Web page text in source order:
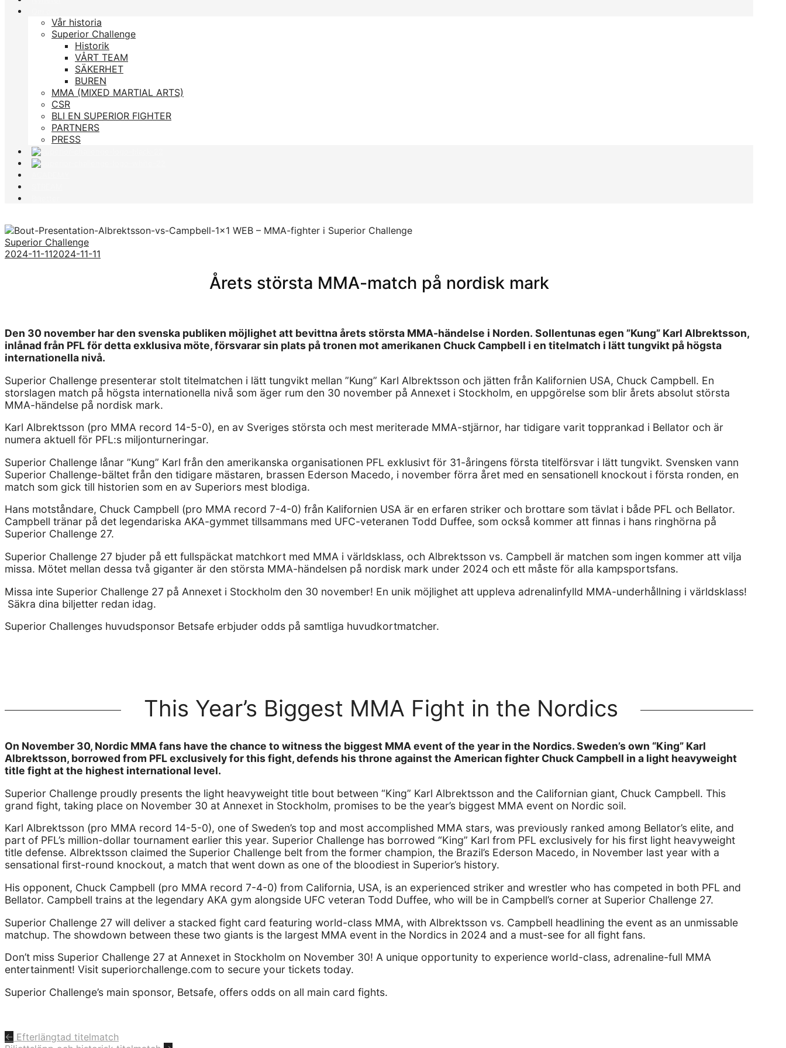
Vår historia
Superior Challenge
Historik
VÅRT TEAM
SÄKERHET
BUREN
MMA (MIXED MARTIAL ARTS)
CSR
BLI EN SUPERIOR FIGHTER
PARTNERS
PRESS
Superior Challenge
2024-11-112024-11-11
Årets största MMA-match på nordisk mark
Den 30 november har den svenska publiken möjlighet att bevittna årets största MMA-händelse i Norden. Sollentunas egen ”Kung” Karl Albrektsson,
inlånad från PFL för detta exklusiva möte, försvarar sin plats på tronen mot amerikanen Chuck Campbell i en titelmatch i lätt tungvikt på högsta
internationella nivå.
Superior Challenge presenterar stolt titelmatchen i lätt tungvikt mellan ”Kung” Karl Albrektsson och jätten från Kalifornien USA, Chuck Campbell. En
storslagen match på högsta internationella nivå som äger rum den 30 november på Annexet i Stockholm, en uppgörelse som blir årets absolut största
MMA-händelse på nordisk mark.
Karl Albrektsson (pro MMA record 14-5-0), en av Sveriges största och mest meriterade MMA-stjärnor, har tidigare varit topprankad i Bellator och är
numera aktuell för PFL:s miljonturneringar.
Superior Challenge lånar ”Kung” Karl från den amerikanska organisationen PFL exklusivt för 31-åringens första titelförsvar i lätt tungvikt. Svensken vann
Superior Challenge-bältet från den tidigare mästaren, brassen Ederson Macedo, i november förra året med en sensationell knockout i första ronden, en
match som gick till historien som en av Superiors mest blodiga.
Hans motståndare, Chuck Campbell (pro MMA record 7-4-0) från Kalifornien USA är en erfaren striker och brottare som tävlat i både PFL och Bellator.
Campbell tränar på det legendariska AKA-gymmet tillsammans med UFC-veteranen Todd Duffee, som också kommer att finnas i hans ringhörna på
Superior Challenge 27.
Superior Challenge 27 bjuder på ett fullspäckat matchkort med MMA i världsklass, och Albrektsson vs. Campbell är matchen som ingen kommer att vilja
missa. Mötet mellan dessa två giganter är den största MMA-händelsen på nordisk mark under 2024 och ett måste för alla kampsportsfans.
Missa inte Superior Challenge 27 på Annexet i Stockholm den 30 november! En unik möjlighet att uppleva adrenalinfylld MMA-underhållning i världsklass!
Säkra dina biljetter redan idag.
Superior Challenges huvudsponsor Betsafe erbjuder odds på samtliga huvudkortmatcher.
This Year’s Biggest MMA Fight in the Nordics
On November 30, Nordic MMA fans have the chance to witness the biggest MMA event of the year in the Nordics. Sweden’s own “King” Karl
Albrektsson, borrowed from PFL exclusively for this fight, defends his throne against the American fighter Chuck Campbell in a light heavyweight
title fight at the highest international level.
Superior Challenge proudly presents the light heavyweight title bout between “King” Karl Albrektsson and the Californian giant, Chuck Campbell. This
grand fight, taking place on November 30 at Annexet in Stockholm, promises to be the year’s biggest MMA event on Nordic soil.
Karl Albrektsson (pro MMA record 14-5-0), one of Sweden’s top and most accomplished MMA stars, was previously ranked among Bellator’s elite, and
part of PFL’s million-dollar tournament earlier this year. Superior Challenge has borrowed “King” Karl from PFL exclusively for his first light heavyweight
title defense. Albrektsson claimed the Superior Challenge belt from the former champion, the Brazil’s Ederson Macedo, in November last year with a
sensational first-round knockout, a match that went down as one of the bloodiest in Superior’s history.
His opponent, Chuck Campbell (pro MMA record 7-4-0) from California, USA, is an experienced striker and wrestler who has competed in both PFL and
Bellator. Campbell trains at the legendary AKA gym alongside UFC veteran Todd Duffee, who will be in Campbell’s corner at Superior Challenge 27.
Superior Challenge 27 will deliver a stacked fight card featuring world-class MMA, with Albrektsson vs. Campbell headlining the event as an unmissable
matchup. The showdown between these two giants is the largest MMA event in the Nordics in 2024 and a must-see for all fight fans.
Don’t miss Superior Challenge 27 at Annexet in Stockholm on November 30! A unique opportunity to experience world-class, adrenaline-full MMA
entertainment! Visit superiorchallenge.com to secure your tickets today.
Superior Challenge’s main sponsor, Betsafe, offers odds on all main card fights.
← Efterlängtad titelmatch